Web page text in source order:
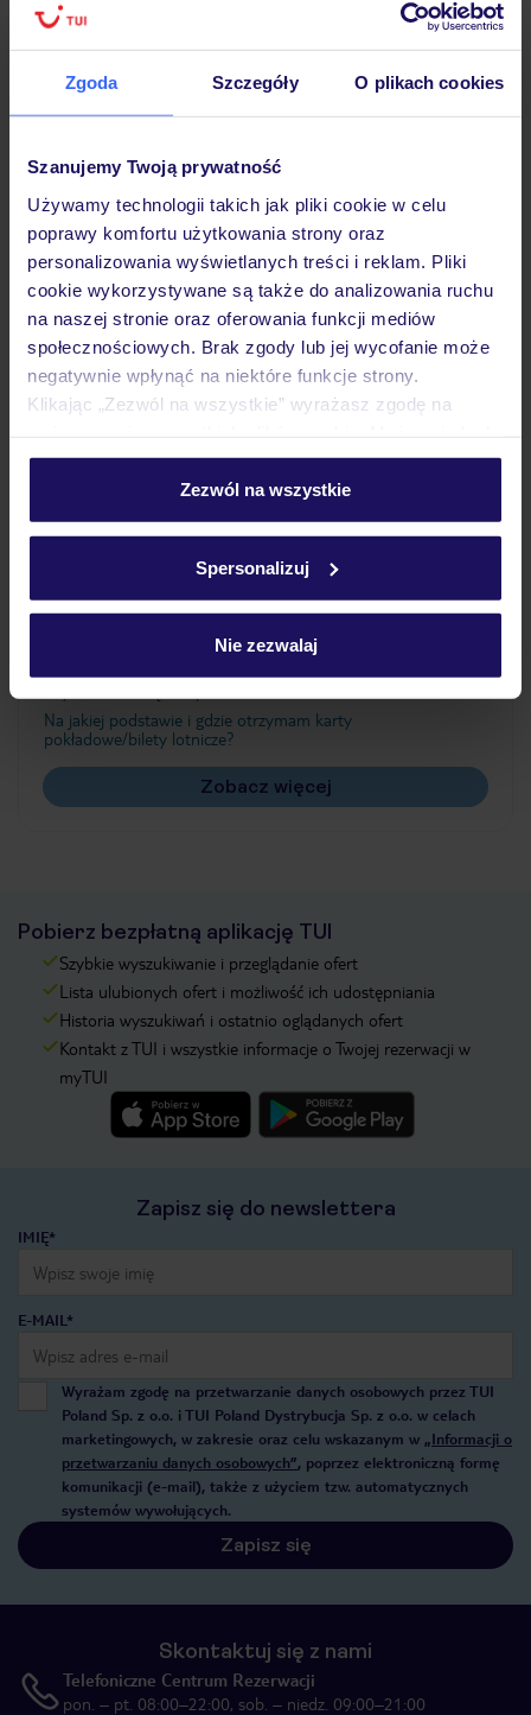
Zgoda Szczegóły O plikach cookies
Szanujemy Twoją prywatność
Używamy technologii takich jak pliki cookie w celu
poprawy komfortu użytkowania strony oraz
personalizowania wyświetlanych treści i reklam. Pliki
cookie wykorzystywane są także do analizowania ruchu
na naszej stronie oraz oferowania funkcji mediów
społecznościowych. Brak zgody lub jej wycofanie może
negatywnie wpłynąć na niektóre funkcje strony.
Klikając „Zezwól na wszystkie” wyrażasz zgodę na
personalizować swój wybór wchodząc w zakładkę
Szczegółowe informacje o plikach cookie znajdziesz
Zezwól na wszystkie
Spersonalizuj
Nie zezwalaj
Hotel
Opinie
Pokoje
Wyżywienie
Ważne informacje
Jak zmienić uczestników/osobę zgłaszającą?
Na jakiej podstawie i gdzie otrzymam karty
pokładowe/bilety lotnicze?
Zobacz więcej
Pobierz bezpłatną aplikację TUI
Szybkie wyszukiwanie i przeglądanie ofert
Lista ulubionych ofert i możliwość ich udostępniania
Historia wyszukiwań i ostatnio oglądanych ofert
Kontakt z TUI i wszystkie informacje o Twojej rezerwacji w
myTUI
Zapisz się do newslettera
IMIĘ*
E-MAIL*
Wyrażam zgodę na przetwarzanie danych osobowych przez TUI
Poland Sp. z o.o. i TUI Poland Dystrybucja Sp. z o.o. w celach
marketingowych, w zakresie oraz celu wskazanym w „Informacji o
przetwarzaniu danych osobowych”, poprzez elektroniczną formę
komunikacji (e-mail), także z użyciem tzw. automatycznych
systemów wywołujących.
Zapisz się
Skontaktuj się z nami
Telefoniczne Centrum Rezerwacji
pon. – pt. 08:00–22:00, sob. – niedz. 09:00–21:00